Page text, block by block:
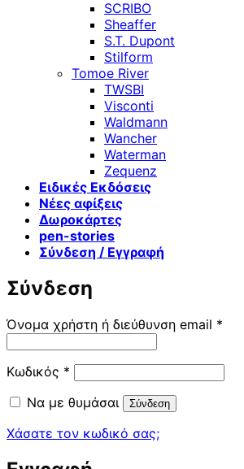
SCRIBO
Sheaffer
S.T. Dupont
Stilform
Tomoe River
TWSBI
Visconti
Waldmann
Wancher
Waterman
Zequenz
Ειδικές Εκδόσεις
Νέες αφίξεις
Δωροκάρτες
pen-stories
Σύνδεση / Εγγραφή
Σύνδεση
Όνομα χρήστη ή διεύθυνση email *
Κωδικός * Απαιτείται
Να με θυμάσαι
Σύνδεση
Χάσατε τον κωδικό σας;